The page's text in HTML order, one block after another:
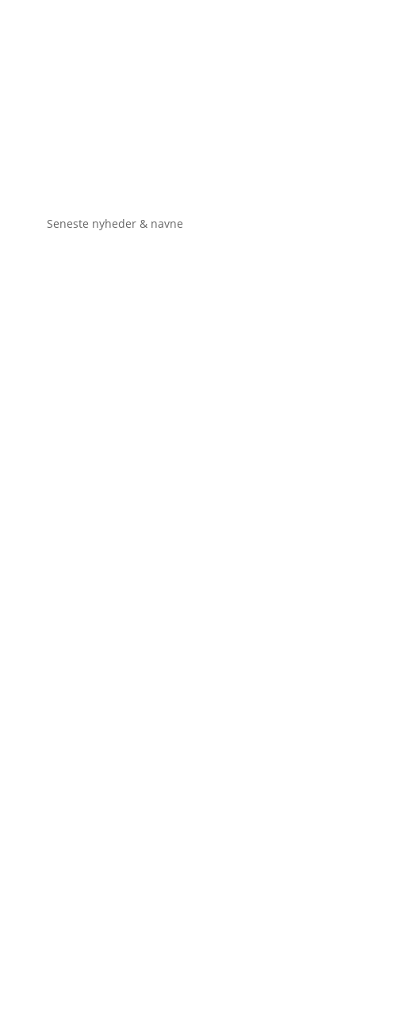
Seneste nyheder & navne